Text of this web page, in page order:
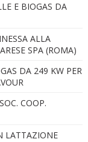
E BIOGAS DA
ALLA
SPA (ROMA)
DA 249 KW PER
COOP.
LATTAZIONE